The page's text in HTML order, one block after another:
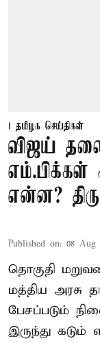
தமிழக செய்திகள்
விஜய்
எம்.பிக்கள்
என்ன?
Published on: 08 Aug
தொகுதி
மத்திய அரசு
பேசப்படும்
இருந்து கடும்